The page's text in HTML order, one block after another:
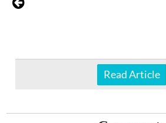
Read Article